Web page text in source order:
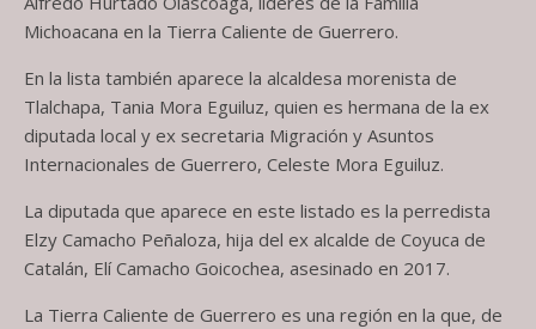
Michoacana en la Tierra Caliente de Guerrero.
En la lista también aparece la alcaldesa morenista de
Tlalchapa, Tania Mora Eguiluz, quien es hermana de la ex
diputada local y ex secretaria Migración y Asuntos
Internacionales de Guerrero, Celeste Mora Eguiluz.
La diputada que aparece en este listado es la perredista
Elzy Camacho Peñaloza, hija del ex alcalde de Coyuca de
Catalán, Elí Camacho Goicochea, asesinado en 2017.
La Tierra Caliente de Guerrero es una región en la que, de